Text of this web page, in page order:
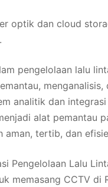
optik dan cloud
pengelolaan lalu
analitik dan
alat pemantau
aman, tertib, dan
Pengelolaan Lalu
memasang CCTV di